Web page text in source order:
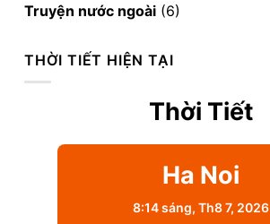
Truyện nước ngoài (6)
THỜI TIẾT HIỆN TẠI
Thời Tiết
Ha Noi
8:14 sáng, Th8 7, 2026